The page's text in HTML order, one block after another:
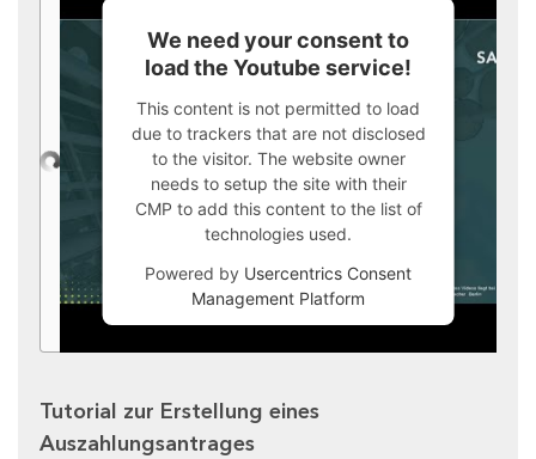
We need your consent to
load the Youtube service!
This content is not permitted to load
due to trackers that are not disclosed
to the visitor. The website owner
needs to setup the site with their
CMP to add this content to the list of
technologies used.
Powered by Usercentrics Consent
Management Platform
Tutorial zur Erstellung eines
Auszahlungsantrages